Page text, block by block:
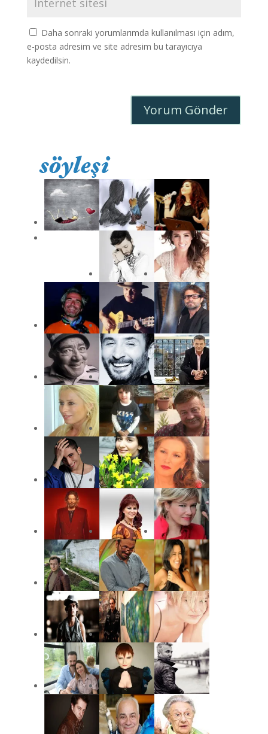
Daha sonraki yorumlarımda kullanılması için adım,
e-posta adresim ve site adresim bu tarayıcıya
kaydedilsin.